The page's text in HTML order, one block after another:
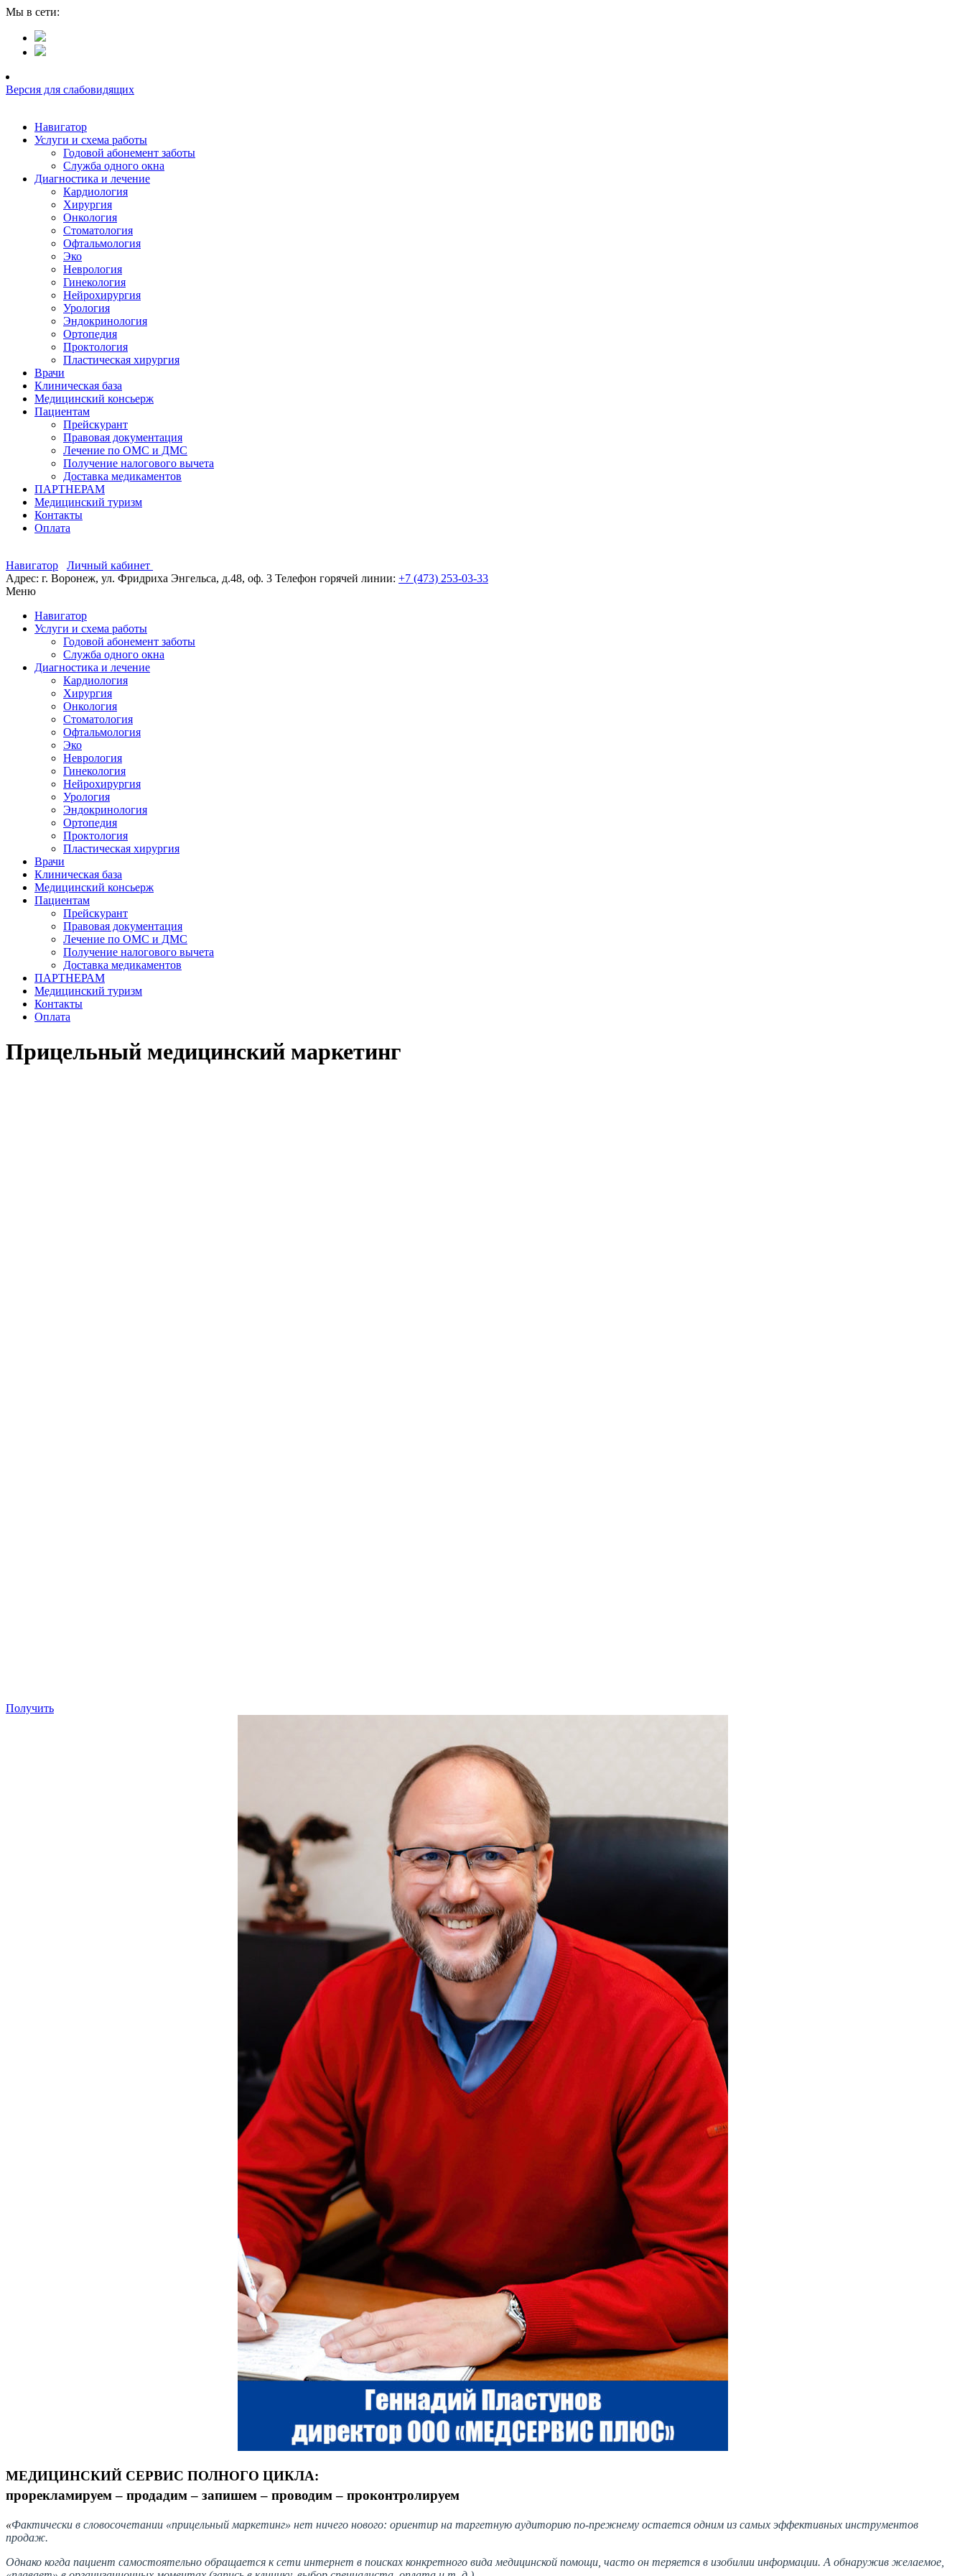
Мы в сети:
Версия для слабовидящих
Навигатор
Услуги и схема работы
Годовой абонемент заботы
Служба одного окна
Диагностика и лечение
Кардиология
Хирургия
Онкология
Стоматология
Офтальмология
Эко
Неврология
Гинекология
Нейрохирургия
Урология
Эндокринология
Ортопедия
Проктология
Пластическая хирургия
Врачи
Клиническая база
Медицинский консьерж
Пациентам
Прейскурант
Правовая документация
Лечение по ОМС и ДМС
Получение налогового вычета
Доставка медикаментов
ПАРТНЕРАМ
Медицинский туризм
Контакты
Оплата
Навигатор
Личный кабинет
Адрес: г. Воронеж, ул. Фридриха Энгельса, д.48, оф. 3 Телефон горячей линии: +7 (473) 253-03-33
Меню
Навигатор
Услуги и схема работы
Годовой абонемент заботы
Служба одного окна
Диагностика и лечение
Кардиология
Хирургия
Онкология
Стоматология
Офтальмология
Эко
Неврология
Гинекология
Нейрохирургия
Урология
Эндокринология
Ортопедия
Проктология
Пластическая хирургия
Врачи
Клиническая база
Медицинский консьерж
Пациентам
Прейскурант
Правовая документация
Лечение по ОМС и ДМС
Получение налогового вычета
Доставка медикаментов
ПАРТНЕРАМ
Медицинский туризм
Контакты
Оплата
Прицельный медицинский маркетинг
Получить
МЕДИЦИНСКИЙ СЕРВИС ПОЛНОГО ЦИКЛА:
прорекламируем – продадим – запишем – проводим – проконтролируем
«Фактически в словосочетании «прицельный маркетинг» нет ничего нового: ориентир на таргетную аудиторию по-прежнему остается одним из самых эффективных инструментов
продаж.
Однако когда пациент самостоятельно обращается к сети интернет в поисках конкретного вида медицинской помощи, часто он теряется в изобилии информации. А обнаружив желаемое,